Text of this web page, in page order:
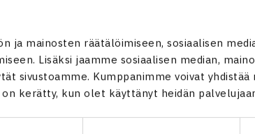
ja mainosten räätälöimiseen, sosiaalisen
Lisäksi jaamme sosiaalisen median,
sivustoamme. Kumppanimme voivat yhdistää
kerätty, kun olet käyttänyt heidän
vuotiaat, Vierumäki, 2.11. alkavalla viikolla
Vierumäellä 2.11. alkavalla viikolla
ja päivän aikataulu tarkentuu lähempänä